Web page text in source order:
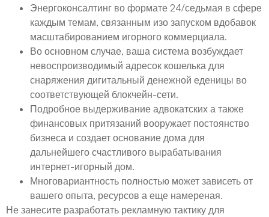
Энергоконсалтинг во формате 24/седьмая в сфере
каждым темам, связанным изо запуском вдобавок
масштабированием игорного коммерциала.
Во основном случае, ваша система возбуждает
невоспроизводимый адресок кошелька для
снаряжения дигитальный денежной еденицы во
соответствующей блокчейн-сети.
Подробное выдерживание адвокатских а также
финансовых притязаний вооружает постоянство
бизнеса и создает основание дома для
дальнейшего счастливого вырабатывания
интернет-игорный дом.
Многовариантность полностью может зависеть от
вашего опыта, ресурсов а еще намереная.
Не занесите разработать рекламную тактику для